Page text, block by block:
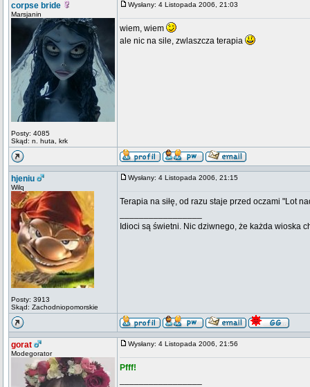
corpse bride
Marsjanin
Posty: 4085
Skąd: n. huta, krk
Wysłany: 4 Listopada 2006, 21:03
wiem, wiem
ale nic na sile, zwlaszcza terapia
hjeniu
Wilq
Posty: 3913
Skąd: Zachodniopomorskie
Wysłany: 4 Listopada 2006, 21:15
Terapia na siłę, od razu staje przed oczami "Lot
Idioci są świetni. Nic dziwnego, że każda wioska
gorat
Modegorator
Wysłany: 4 Listopada 2006, 21:56
Pfff!